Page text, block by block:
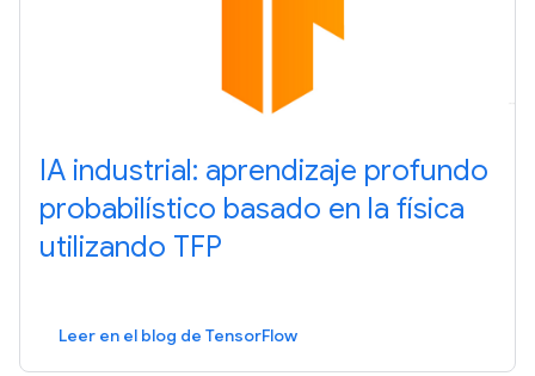
IA industrial: aprendizaje profundo
probabilístico basado en la física
utilizando TFP
Leer en el blog de TensorFlow